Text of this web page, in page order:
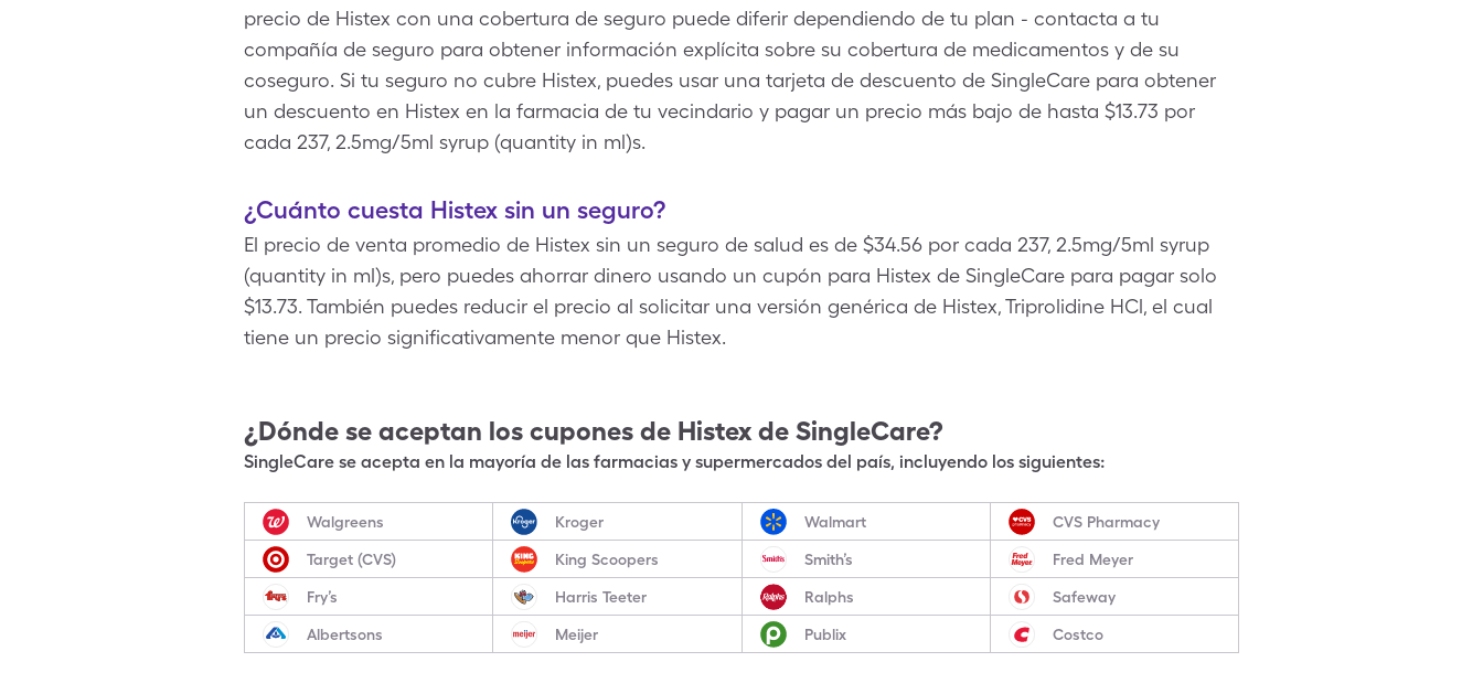
precio de Histex con una cobertura de seguro puede diferir dependiendo de tu plan - contacta a tu
compañía de seguro para obtener información explícita sobre su cobertura de medicamentos y de su
coseguro. Si tu seguro no cubre Histex, puedes usar una tarjeta de descuento de SingleCare para obtener
un descuento en Histex en la farmacia de tu vecindario y pagar un precio más bajo de hasta $13.73 por
cada 237, 2.5mg/5ml syrup (quantity in ml)s.
¿Cuánto cuesta Histex sin un seguro?
El precio de venta promedio de Histex sin un seguro de salud es de $34.56 por cada 237, 2.5mg/5ml syrup
(quantity in ml)s, pero puedes ahorrar dinero usando un cupón para Histex de SingleCare para pagar solo
$13.73. También puedes reducir el precio al solicitar una versión genérica de Histex, Triprolidine HCl, el cual
tiene un precio significativamente menor que Histex.
¿Dónde se aceptan los cupones de Histex de SingleCare?
SingleCare se acepta en la mayoría de las farmacias y supermercados del país, incluyendo los siguientes:
Walgreens Kroger Walmart CVS Pharmacy
Target (CVS) King Scoopers Smith’s Fred Meyer
Fry’s Harris Teeter Ralphs Safeway
Albertsons Meijer Publix Costco